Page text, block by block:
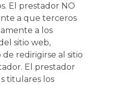
El prestador NO
a que terceros
a los
sitio web,
redirigirse al sitio
El prestador
titulares los